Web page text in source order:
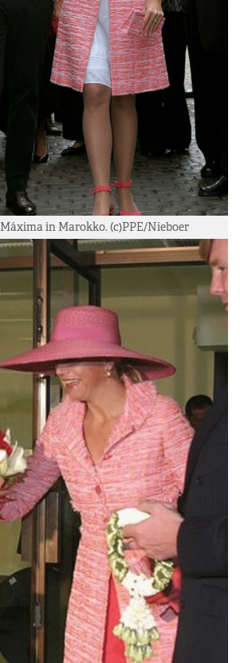
Máxima in Marokko. (c)PPE/Nieboer